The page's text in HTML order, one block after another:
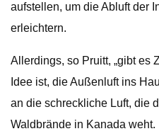
aufstellen, um die Abluft der
erleichtern.
Allerdings, so Pruitt, „gibt es
Idee ist, die Außenluft ins
an die schreckliche Luft, die
Waldbrände in Kanada weht.